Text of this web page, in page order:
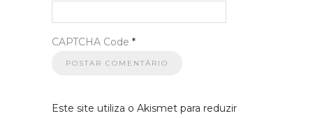
CAPTCHA Code *
Este site utiliza o Akismet para reduzir